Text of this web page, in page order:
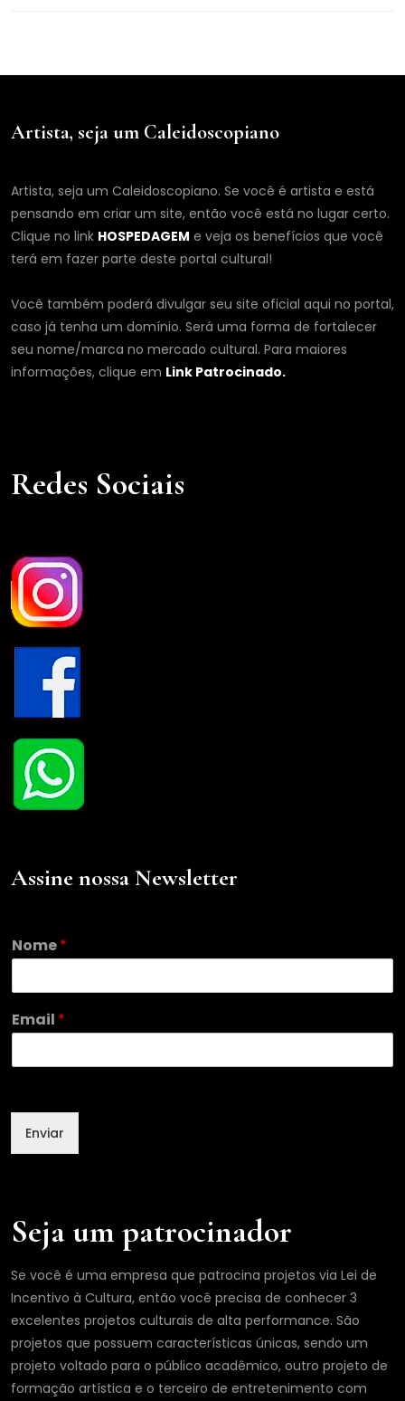
Artista, seja um Caleidoscopiano
Artista, seja um Caleidoscopiano. Se você é artista e está
pensando em criar um site, então você está no lugar certo.
Clique no link HOSPEDAGEM e veja os benefícios que você
terá em fazer parte deste portal cultural!
Você também poderá divulgar seu site oficial aqui no portal,
caso já tenha um domínio. Será uma forma de fortalecer
seu nome/marca no mercado cultural. Para maiores
informações, clique em Link Patrocinado.
Redes Sociais
Assine nossa Newsletter
*
N
m
N
m
Nome*
Email *
Enviar
Seja um patrocinador
Se você é uma empresa que patrocina projetos via Lei de
Incentivo à Cultura, então você precisa de conhecer 3
excelentes projetos culturais de alta performance. São
projetos que possuem características únicas, sendo um
projeto voltado para o público acadêmico, outro projeto de
formação artística e o terceiro de entretenimento com